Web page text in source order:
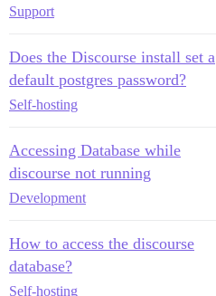
Support
Does the Discourse install set a
default postgres password?
Self-hosting
Accessing Database while
discourse not running
Development
How to access the discourse
database?
Self-hosting